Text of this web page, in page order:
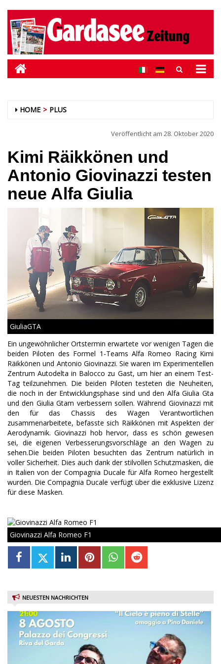
HOME PLUS
Veröffentlicht am 28. Oktober 2020
Kimi Räikkönen und
Antonio Giovinazzi testen
neue Alfa Giulia
GiuliaGTA
Ein ungewöhnlicher Ortstermin erwartete vor wenigen Tagen die
beiden Piloten des Formel 1-Teams Alfa Romeo Racing Kimi
Räikkönen und Antonio Giovinazzi. Sie waren im Experimentellen
Zentrum Autodelta in Balocco zu Gast, um hier an einem Test-
Tag teilzunehmen. Die beiden Piloten testeten die Neuheiten,
die noch in der Entwicklungsphase sind und den Alfa Giulia Gta
und den Giulia Gtam verbessern sollen. Während Giovinazzi mit
den für das Chassis des Wagen Verantwortlichen
zusammenarbeitete, befasste sich Räikkönen mit Aspekten der
Aerodynamik. Giovinazzi hob hervor, dass es schön gewesen
sei, die eigenen Verbesserungsvorschläge an den Wagen zu
sehen.Die beiden Piloten besuchten das Zentrum natürlich in
voller Sicherheit. Dies auch dank der stilvollen Schutzmasken, die
in Italien von der Compagnia Ducale für Alfa Romeo hergestellt
wurden. Die Compagnia Ducale verfügt über die exklusive Lizenz
für diese Masken.
Giovinazzi Alfa Romeo F1
NEUESTEN NACHRICHTEN